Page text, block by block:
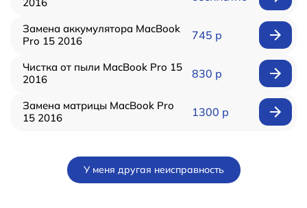
Замена аккумулятора MacBook
Pro 15 2016
745 р
Чистка от пыли MacBook Pro 15
2016
830 р
Замена матрицы MacBook Pro
15 2016
1300 р
У меня другая неисправность